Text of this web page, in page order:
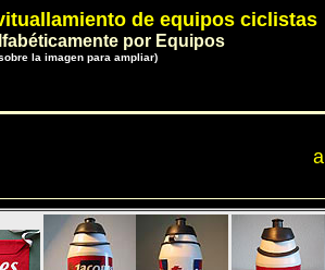
de equipos ciclistas
por Equipos
la imagen para ampliar)
a